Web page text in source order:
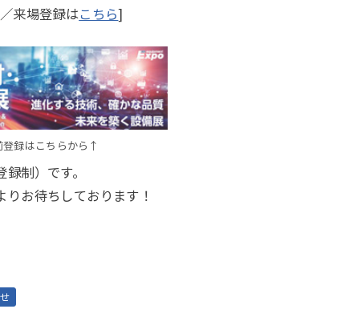
／来場登録はこちら]
録はこちらから↑
制）です。
お待ちしております！